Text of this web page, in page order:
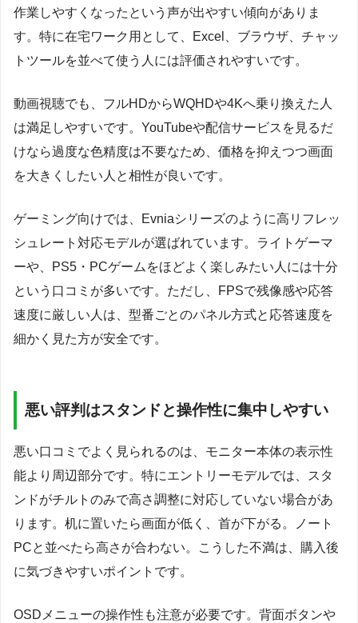
作業しやすくなったという声が出やすい傾向がありま
す。特に在宅ワーク用として、Excel、ブラウザ、チャッ
トツールを並べて使う人には評価されやすいです。
動画視聴でも、フルHDからWQHDや4Kへ乗り換えた人
は満足しやすいです。YouTubeや配信サービスを見るだ
けなら過度な色精度は不要なため、価格を抑えつつ画面
を大きくしたい人と相性が良いです。
ゲーミング向けでは、Evniaシリーズのように高リフレッ
シュレート対応モデルが選ばれています。ライトゲーマ
ーや、PS5・PCゲームをほどよく楽しみたい人には十分
という口コミが多いです。ただし、FPSで残像感や応答
速度に厳しい人は、型番ごとのパネル方式と応答速度を
細かく見た方が安全です。
悪い評判はスタンドと操作性に集中しやすい
悪い口コミでよく見られるのは、モニター本体の表示性
能より周辺部分です。特にエントリーモデルでは、スタ
ンドがチルトのみで高さ調整に対応していない場合があ
ります。机に置いたら画面が低く、首が下がる。ノート
PCと並べたら高さが合わない。こうした不満は、購入後
に気づきやすいポイントです。
OSDメニューの操作性も注意が必要です。背面ボタンや